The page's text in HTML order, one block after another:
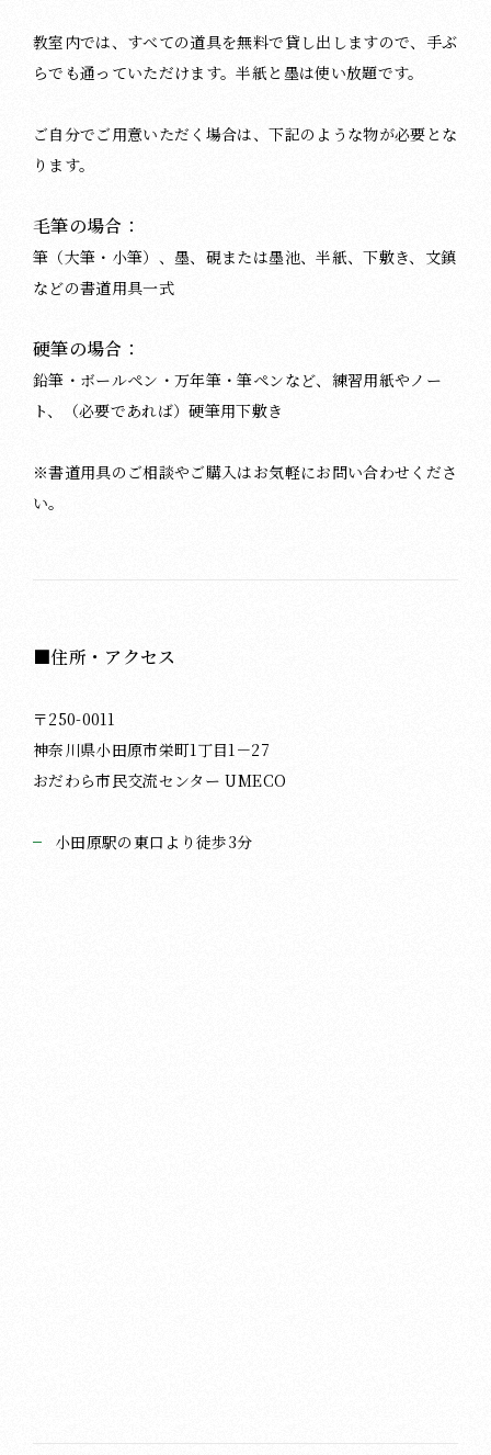
教室内では、すべての道具を無料で貸し出しますので、手ぶ
らでも通っていただけます。半紙と墨は使い放題です。
ご自分でご用意いただく場合は、下記のような物が必要とな
ります。
毛筆の場合：
筆（大筆・小筆）、墨、硯または墨池、半紙、下敷き、文鎮
などの書道用具一式
硬筆の場合：
鉛筆・ボールペン・万年筆・筆ペンなど、練習用紙やノー
ト、（必要であれば）硬筆用下敷き
※書道用具のご相談やご購入はお気軽にお問い合わせくださ
い。
■住所・アクセス
〒250-0011
神奈川県小田原市栄町1丁目1－27
おだわら市民交流センター UMECO
小田原駅の東口より徒歩3分